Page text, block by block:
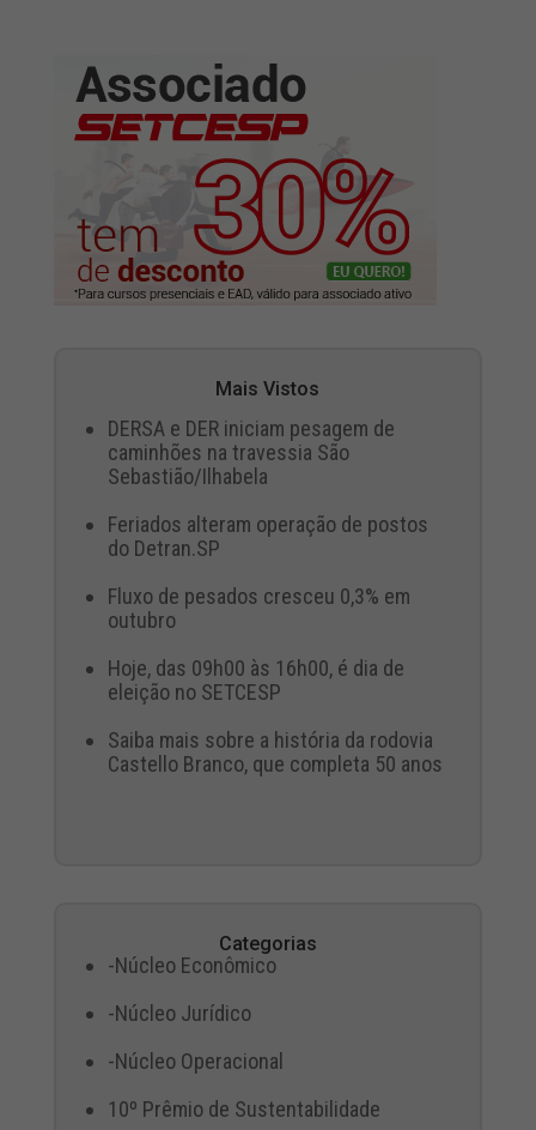
Mais Vistos
DERSA e DER iniciam pesagem de
caminhões na travessia São
Sebastião/Ilhabela
Feriados alteram operação de postos
do Detran.SP
Fluxo de pesados cresceu 0,3% em
outubro
Hoje, das 09h00 às 16h00, é dia de
eleição no SETCESP
Saiba mais sobre a história da rodovia
Castello Branco, que completa 50 anos
Categorias
-Núcleo Econômico
-Núcleo Jurídico
-Núcleo Operacional
10º Prêmio de Sustentabilidade